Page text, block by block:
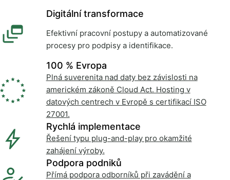
Digitální transformace
Efektivní pracovní postupy a automatizované
procesy pro podpisy a identifikace.
100 % Evropa
Plná suverenita nad daty bez závislosti na
americkém zákoně Cloud Act. Hosting v
datových centrech v Evropě s certifikací ISO
27001.
Rychlá implementace
Řešení typu plug-and-play pro okamžité
zahájení výroby.
Podpora podniků
Přímá podpora odborníků při zavádění a